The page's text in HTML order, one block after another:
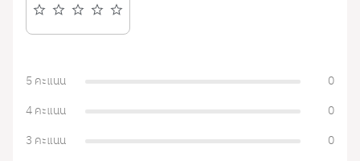
5 คะแนน
0
4 คะแนน
0
3 คะแนน
0